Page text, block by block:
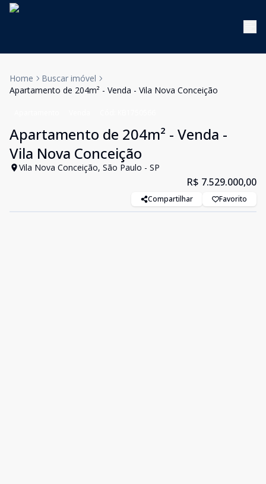
Home
Buscar imóvel
Apartamento de 204m² - Venda - Vila Nova Conceição
Apartamento de 204m² - Venda -
Vila Nova Conceição
Vila Nova Conceição, São Paulo - SP
R$ 7.529.000,00
Compartilhar Favorito